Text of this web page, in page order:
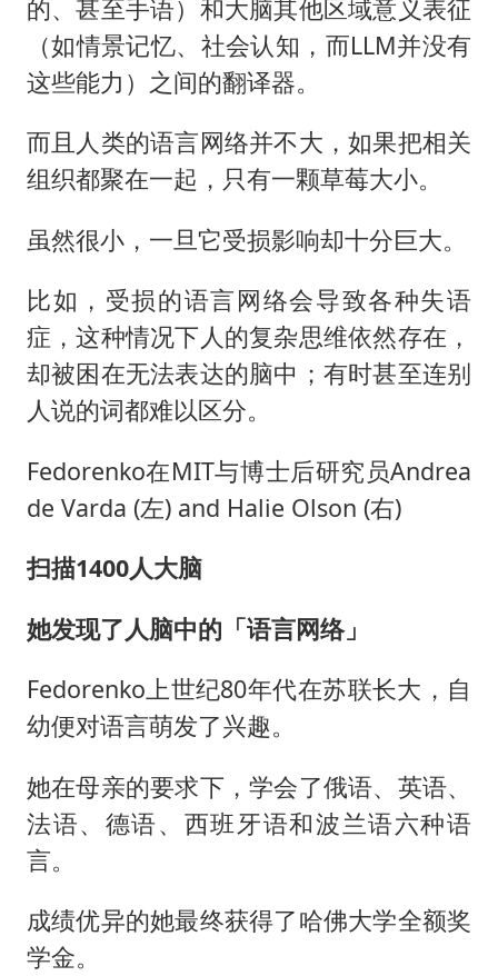
的、甚至手语）和大脑其他区域意义表征
（如情景记忆、社会认知，而LLM并没有
这些能力）之间的翻译器。
而且人类的语言网络并不大，如果把相关
组织都聚在一起，只有一颗草莓大小。
虽然很小，一旦它受损影响却十分巨大。
比如，受损的语言网络会导致各种失语
症，这种情况下人的复杂思维依然存在，
却被困在无法表达的脑中；有时甚至连别
人说的词都难以区分。
Fedorenko在MIT与博士后研究员Andrea
de Varda (左) and Halie Olson (右)
扫描1400人大脑
她发现了人脑中的「语言网络」
Fedorenko上世纪80年代在苏联长大，自
幼便对语言萌发了兴趣。
她在母亲的要求下，学会了俄语、英语、
法语、德语、西班牙语和波兰语六种语
言。
成绩优异的她最终获得了哈佛大学全额奖
学金。